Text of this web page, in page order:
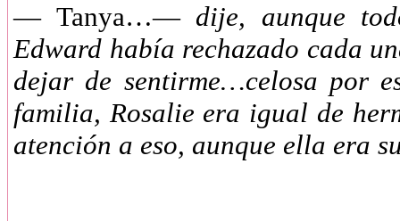
— Tanya…— dije, aunque
Edward había rechazado cada
dejar de sentirme…celosa por
familia, Rosalie era igual de
atención a eso, aunque ella era